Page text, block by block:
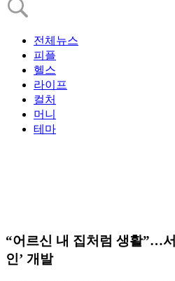
전체뉴스
피플
헬스
라이프
컬처
머니
테마
“어르신 내 집처럼 생활”…
인’ 개발